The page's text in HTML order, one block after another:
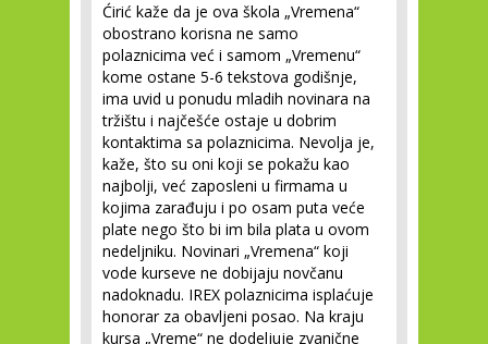
Ćirić kaže da je ova škola „Vremena“
obostrano korisna ne samo
polaznicima već i samom „Vremenu“
kome ostane 5-6 tekstova godišnje,
ima uvid u ponudu mladih novinara na
tržištu i najčešće ostaje u dobrim
kontaktima sa polaznicima. Nevolja je,
kaže, što su oni koji se pokažu kao
najbolji, već zaposleni u firmama u
kojima zarađuju i po osam puta veće
plate nego što bi im bila plata u ovom
nedeljniku. Novinari „Vremena“ koji
vode kurseve ne dobijaju novčanu
nadoknadu. IREX polaznicima isplaćuje
honorar za obavljeni posao. Na kraju
kursa „Vreme“ ne dodeljuje zvanične